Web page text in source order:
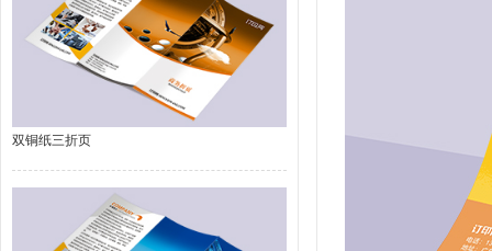
双铜纸三折页